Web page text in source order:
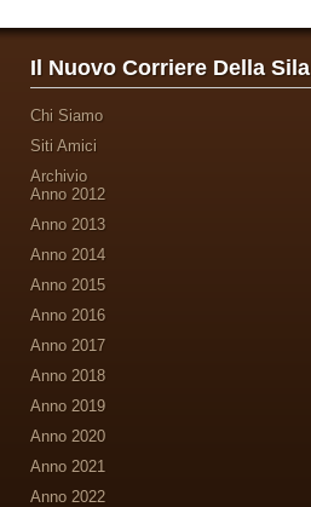
Il Nuovo Corriere Della Sila
Chi Siamo
Siti Amici
Archivio
Anno 2012
Anno 2013
Anno 2014
Anno 2015
Anno 2016
Anno 2017
Anno 2018
Anno 2019
Anno 2020
Anno 2021
Anno 2022